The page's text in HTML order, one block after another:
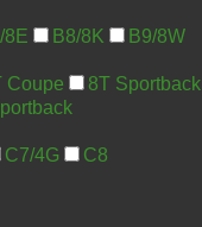
8E B8/8K
B9/8W
Coupe 8T Sportback
C7/4G
C8